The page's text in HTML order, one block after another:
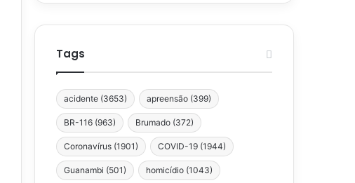
Tags
acidente (3653) apreensão (399)
BR-116 (963) Brumado (372)
Coronavírus (1901) COVID-19 (1944)
Guanambi (501) homicídio (1043)